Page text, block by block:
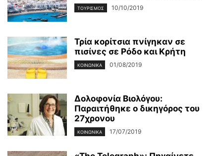
ΤΟΥΡΙΣΜΌΣ 10/10/2019
Τρία κορίτσια πνίγηκαν σε
πισίνες σε Ρόδο και Κρήτη
ΚΟΙΝΩΝΙΚΆ 01/08/2019
Δολοφονία Βιολόγου:
Παραιτήθηκε ο δικηγόρος του
27χρονου
ΚΟΙΝΩΝΙΚΆ 17/07/2019